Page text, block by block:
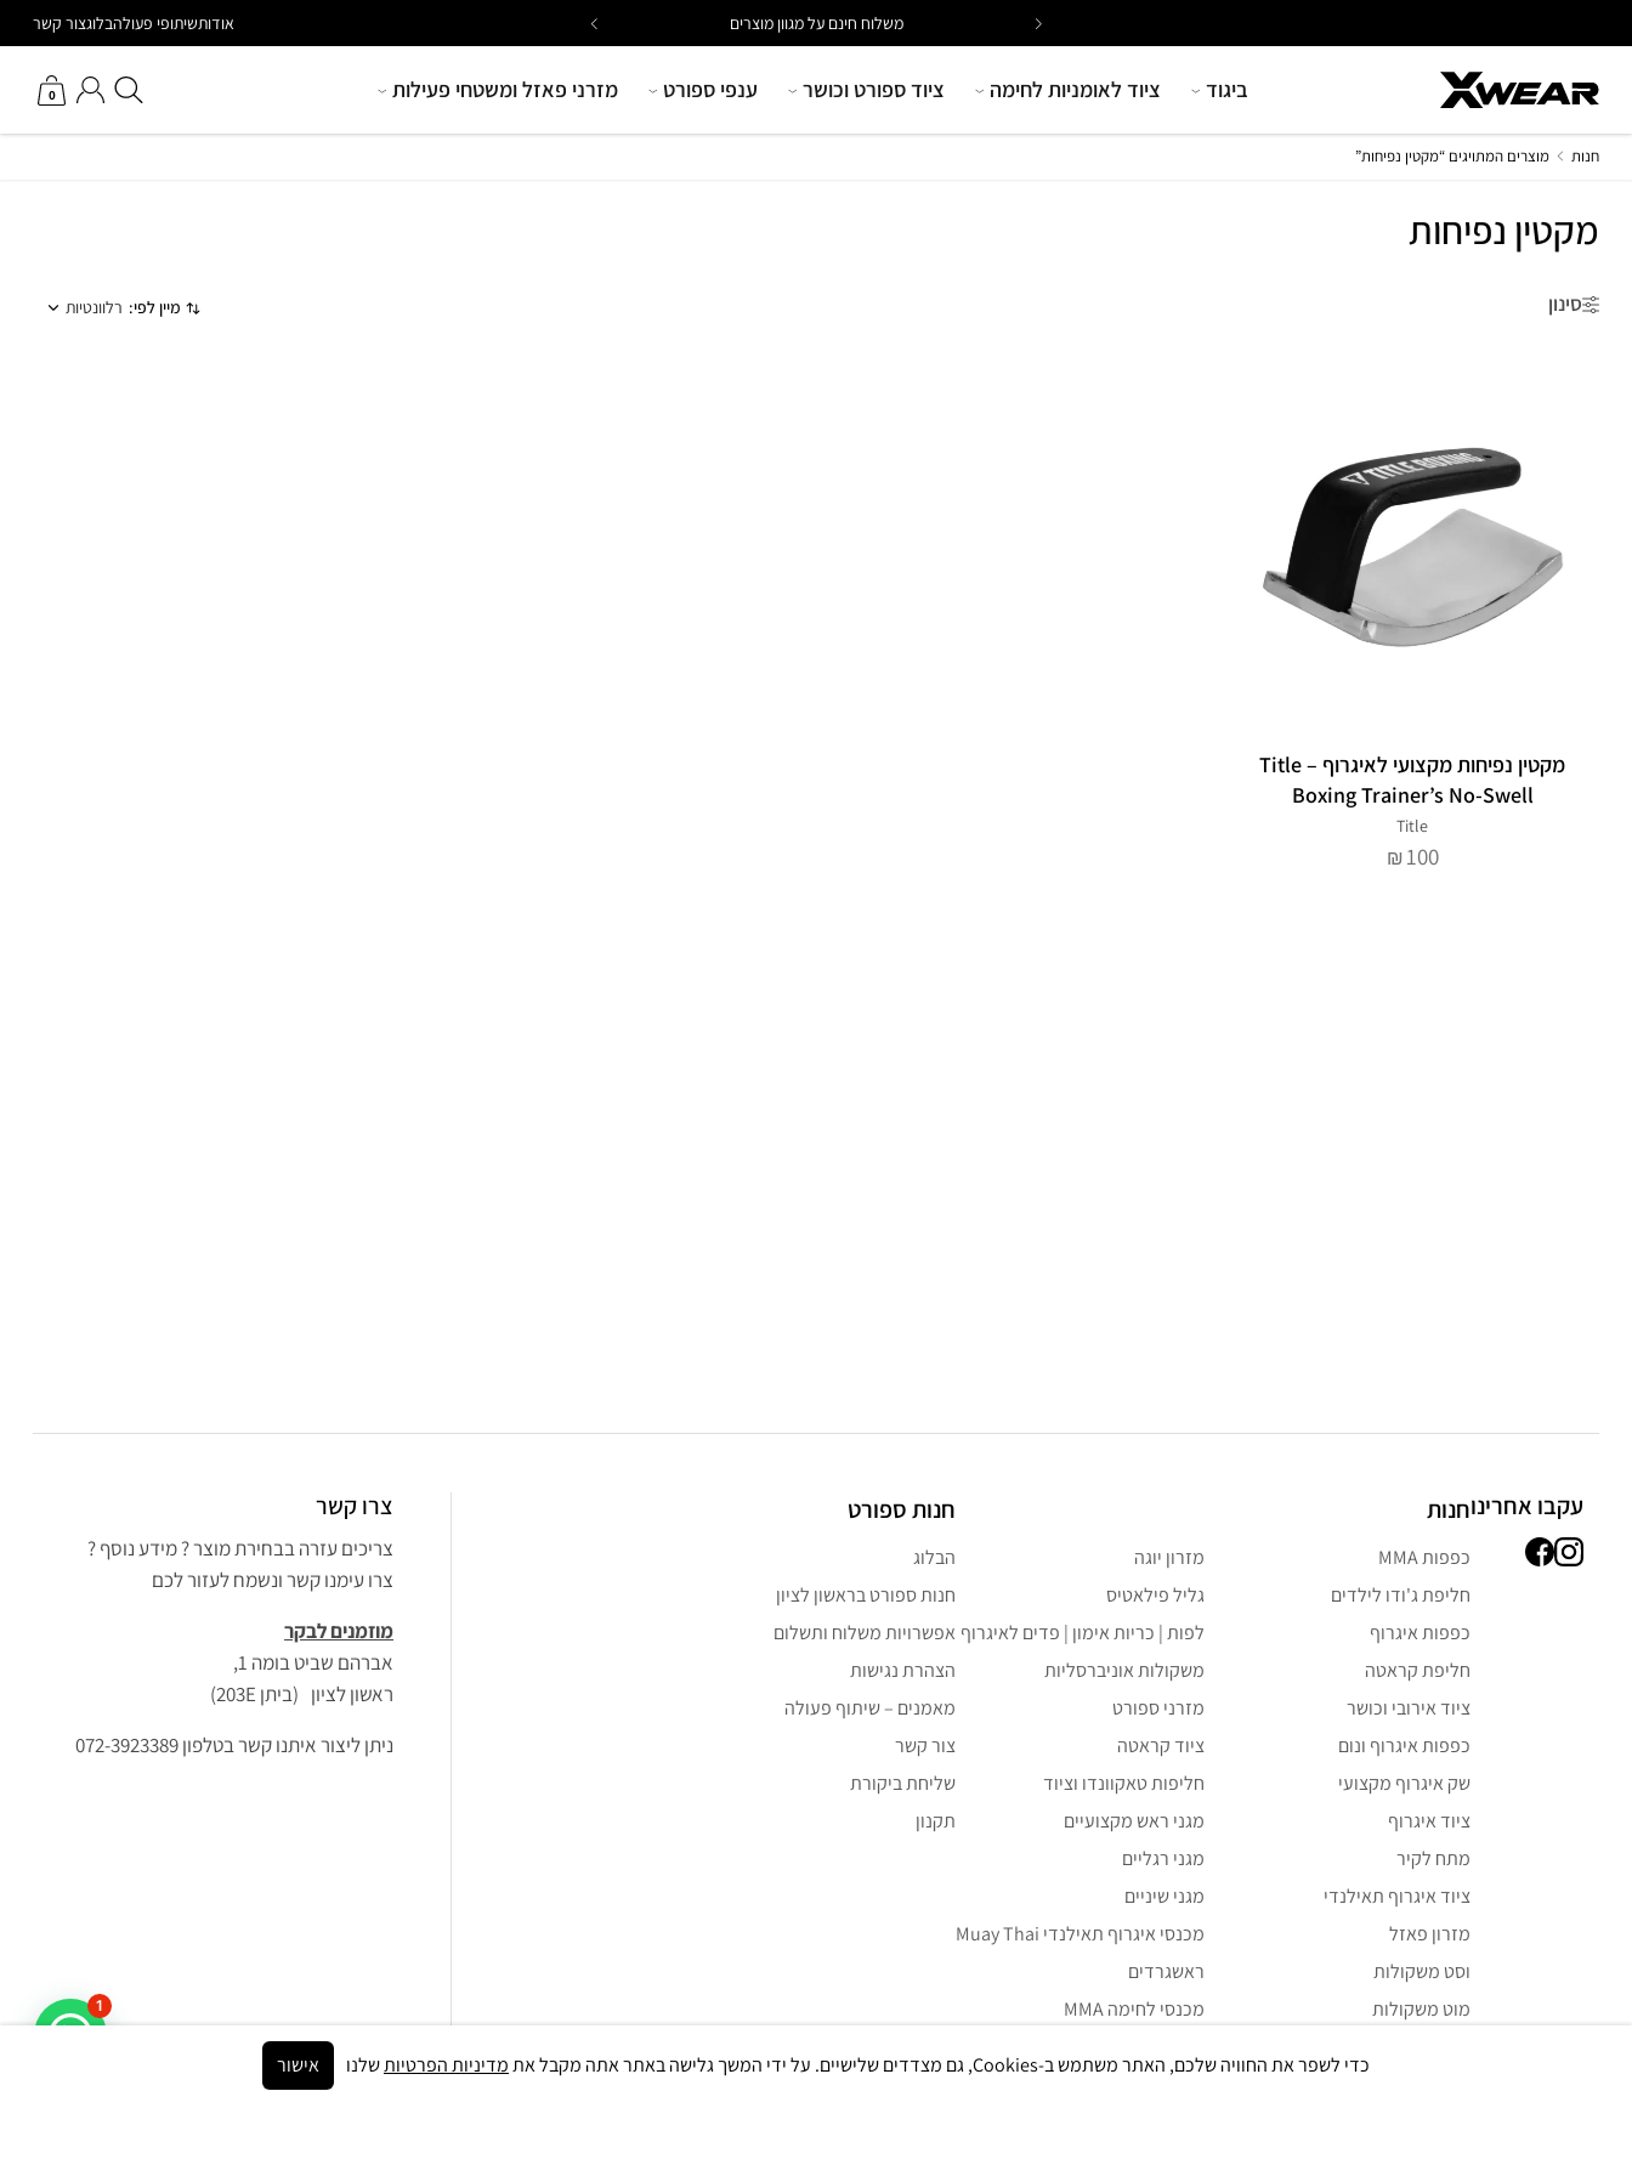
content
משלוח חינם על מגוון מוצרים אודותשיתופי פעולהבלוגצור קשר
ביגוד ציוד לאומניות לחימה ציוד ספורט וכושר ענפי ספורט מזרני פאזל ומשטחי פעילות 0
החשבון שלי חיפוש באתר
חנות מוצרים המתויגים “מקטין נפיחות”
מקטין נפיחות
סינון מיין לפי: רלוונטיות
מקטין נפיחות מקצועי לאיגרוף – Title
Boxing Trainer’s No-Swell
Title
₪ 100
עקבו אחרינוחנות
כפפות MMA
חליפת ג'ודו לילדים
כפפות איגרוף
חליפת קראטה
ציוד אירובי וכושר
כפפות איגרוף ונום
שק איגרוף מקצועי
ציוד איגרוף
מתח לקיר
ציוד איגרוף תאילנדי
מזרון פאזל
וסט משקולות
מוט משקולות
מזרון יוגה
גליל פילאטיס
לפות | כריות אימון | פדים לאיגרוף
משקולות אוניברסליות
מזרני ספורט
ציוד קראטה
חליפות טאקוונדו וציוד
מגני ראש מקצועיים
מגני רגליים
מגני שיניים
מכנסי איגרוף תאילנדי Muay Thai
ראשגרדים
מכנסי לחימה MMA
חנות ספורט
הבלוג
חנות ספורט בראשון לציון
אפשרויות משלוח ותשלום
הצהרת נגישות
מאמנים – שיתוף פעולה
צור קשר
שליחת ביקורת
תקנון
צרו קשר
צריכים עזרה בבחירת מוצר ? מידע נוסף ?
צרו עימנו קשר ונשמח לעזור לכם
מוזמנים לבקר
אברהם שביט בומה 1,
ראשון לציון (ביתן 203E)
ניתן ליצור איתנו קשר בטלפון 072-3923389
כדי לשפר את החוויה שלכם, האתר משתמש ב-Cookies, גם מצדדים שלישיים. על ידי המשך גלישה באתר אתה מקבל את מדיניות הפרטיותשלנו אישור
1